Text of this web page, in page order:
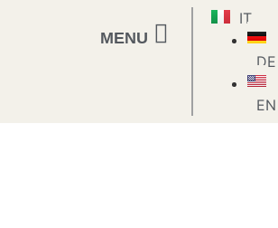
MENU
IT
DE
EN